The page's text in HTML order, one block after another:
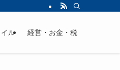
ル 経営・お金・税